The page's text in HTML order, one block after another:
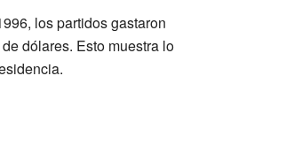
los partidos gastaron
dólares. Esto muestra lo